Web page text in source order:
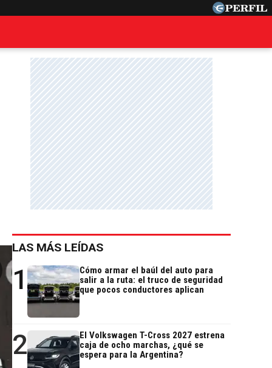
LAS MÁS LEÍDAS
1
Cómo armar el baúl del auto para
salir a la ruta: el truco de seguridad
que pocos conductores aplican
2
El Volkswagen T-Cross 2027 estrena
caja de ocho marchas, ¿qué se
espera para la Argentina?